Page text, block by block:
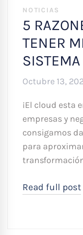
NOTICIAS
5
TENER
Octubre 13,
¡El cloud esta
empresas y
consigamos
para
Read full post